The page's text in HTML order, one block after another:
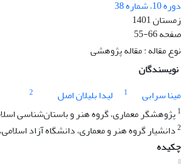
دوره 10، شماره 38
زمستان 1401
صفحه55-66
نوع مقاله : مقاله پژوهشی
نویسندگان
مینا سرابی
1 لیدا بلیلان اصل
2
1پژوهشگر معماری، گروه هنر و باستان‌شناسی
2دانشیار گروه هنر و معماری، دانشگاه آزاد
چکیده